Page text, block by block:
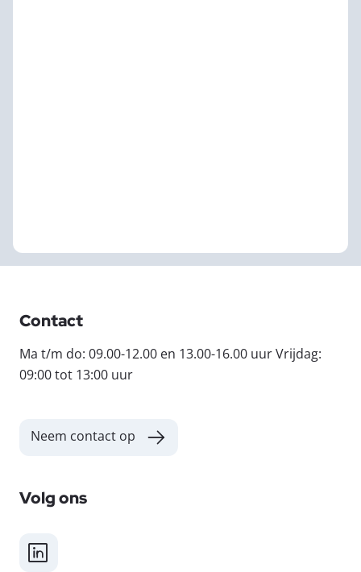
Contact
Ma t/m do: 09.00-12.00 en 13.00-16.00 uur Vrijdag:
09:00 tot 13:00 uur
Neem contact op
Volg ons
LinkedIn